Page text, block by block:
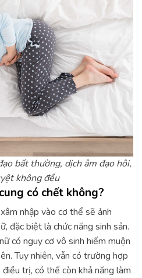
bất thường, dịch âm đạo hôi,
không đều
có chết không?
nhập vào cơ thể sẽ ảnh
đặc biệt là chức năng sinh sản.
có nguy cơ vô sinh hiếm muộn
Tuy nhiên, vẫn có trường hợp
trị, có thể còn khả năng làm